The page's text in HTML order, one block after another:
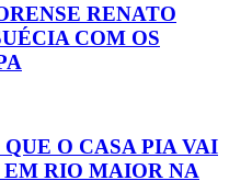
RENATO
COM OS
O CASA PIA VAI
RIO MAIOR NA